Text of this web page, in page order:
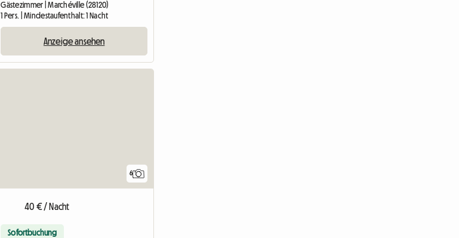
Gästezimmer | Marchéville (28120)
1 Pers. | Mindestaufenthalt: 1 Nacht
Anzeige ansehen
6
40 € / Nacht
Sofortbuchung